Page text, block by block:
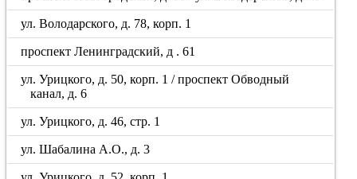
ул. Володарского, д. 78, корп. 1
проспект Ленинградский, д . 61
ул. Урицкого, д. 50, корп. 1 / проспект Обводный
канал, д. 6
ул. Урицкого, д. 46, стр. 1
ул. Шабалина А.О., д. 3